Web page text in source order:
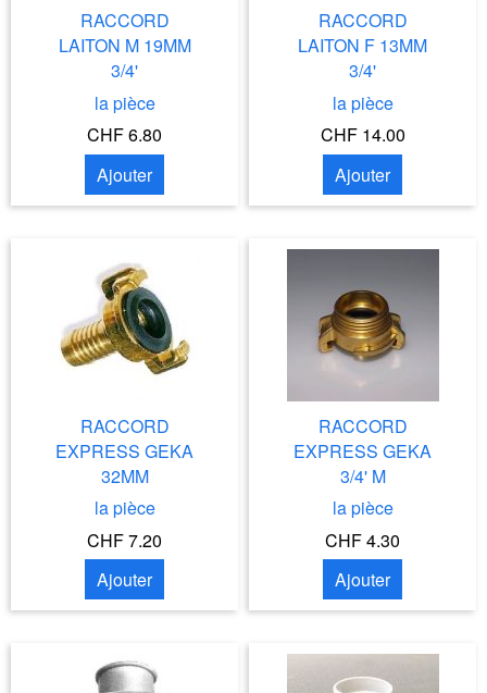
RACCORD
LAITON M 19MM
3/4'
la pièce
CHF 6.80
Ajouter
RACCORD
LAITON F 13MM
3/4'
la pièce
CHF 14.00
Ajouter
RACCORD
EXPRESS GEKA
32MM
la pièce
CHF 7.20
Ajouter
RACCORD
EXPRESS GEKA
3/4' M
la pièce
CHF 4.30
Ajouter